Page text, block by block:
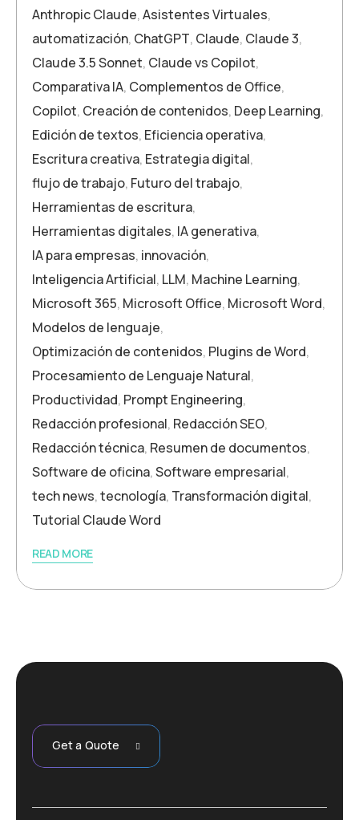
Anthropic Claude,Asistentes Virtuales,
automatización, ChatGPT, Claude, Claude 3,
Claude 3.5 Sonnet, Claude vs Copilot,
Comparativa IA, Complementos de Office,
Copilot, Creación de contenidos, Deep Learning,
Edición de textos, Eficiencia operativa,
Escritura creativa, Estrategia digital,
flujo de trabajo, Futuro del trabajo,
Herramientas de escritura,
Herramientas digitales, IA generativa,
IA para empresas, innovación,
Inteligencia Artificial, LLM, Machine Learning,
Microsoft 365, Microsoft Office, Microsoft Word,
Modelos de lenguaje,
Optimización de contenidos, Plugins de Word,
Procesamiento de Lenguaje Natural,
Productividad, Prompt Engineering,
Redacción profesional, Redacción SEO,
Redacción técnica, Resumen de documentos,
Software de oficina,Software empresarial,
tech news,tecnología, Transformación digital,
Tutorial Claude Word
READ MORE
Get a Quote